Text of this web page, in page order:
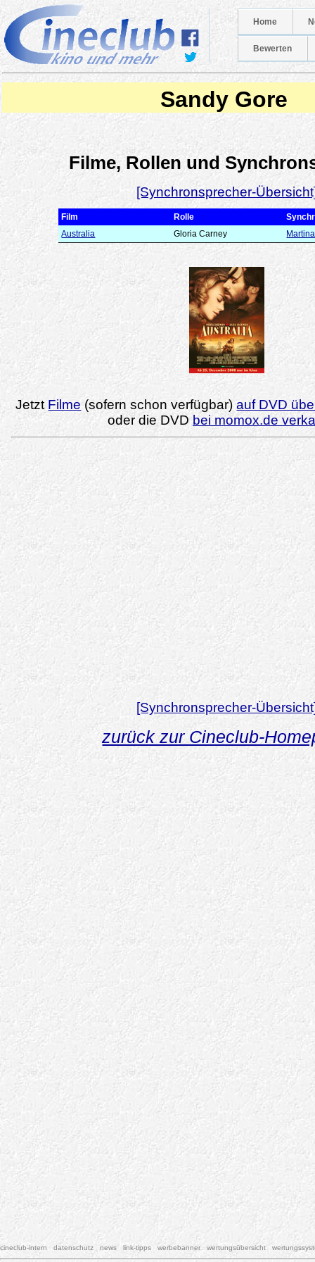
Home
Bewerten
Sandy Gore
Filme, Rollen und
[Synchronsprecher-
Film Rolle
Australia
Gloria Carney
Jetzt Filme (sofern schon verfügbar)auf DVD
oder die DVD bei momox.de
[Synchronsprecher-
zurück zur Cineclub-
cineclub-intern datenschutz news link-tipps werbebanner wertungsübersicht